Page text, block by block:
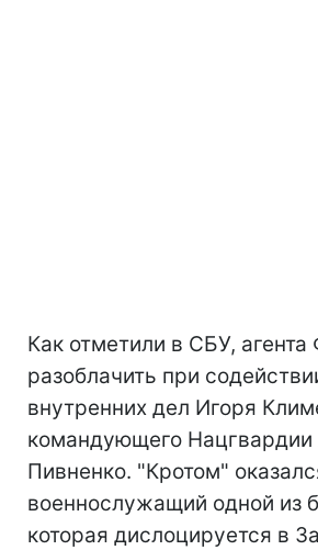
Как отметили в СБУ,
разоблачить при
внутренних дел Игоря
командующего Нацгвардии
Пивненко. "Кротом"
военнослужащий одной из
которая дислоцируется в